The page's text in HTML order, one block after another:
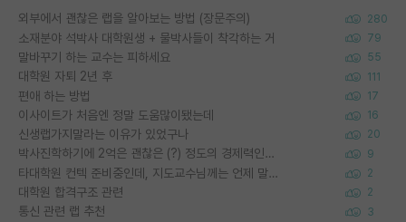
외부에서 괜찮은 랩을 알아보는 방법 (장문주의) 280
소재분야 석박사 대학원생 + 물박사들이 착각하는 거 79
말바꾸기 하는 교수는 피하세요 55
대학원 자퇴 2년 후 111
편애 하는 방법 17
이사이트가 처음엔 정말 도움많이됐는데 16
신생랩가지말라는 이유가 있었구나 20
박사진학하기에 2억은 괜찮은 (?) 정도의 경제력인가요 9
타대학원 컨텍 준비중인데, 지도교수님께는 언제 말씀드려야 할까요? 2
대학원 합격구조 관련 2
통신 관련 랩 추천 3